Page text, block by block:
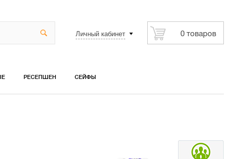
Личный кабинет 0 товаров
РЕСЕПШЕН СЕЙФЫ